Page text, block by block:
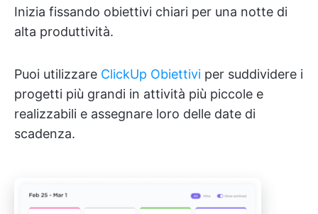
Inizia fissando obiettivi chiari per una notte di
alta produttività.
Puoi utilizzare ClickUp Obiettivi per suddividere i
progetti più grandi in attività più piccole e
realizzabili e assegnare loro delle date di
scadenza.